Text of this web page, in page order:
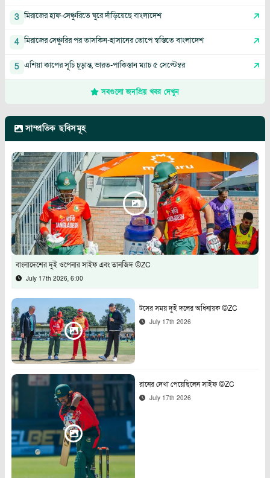
3 মিরাজের হাফ-সেঞ্চুরিতে ঘুরে দাঁড়িয়েছে বাংলাদেশ
4 মিরাজের সেঞ্চুরির পর তাসকিন-হাসানের তোপে স্বস্তিতে বাংলাদেশ
5 এশিয়া কাপের সূচি চূড়ান্ত, ভারত-পাকিস্তান ম্যাচ ৫ সেপ্টেম্বর
সবগুলো জনপ্রিয় খবর দেখুন
সাম্প্রতিক ছবিসমূহ
বাংলাদেশের দুই ওপেনার সাইফ এবং তানজিদ ©ZC
July 17th 2026, 6:00
টসের সময় দুই দলের অধিনায়ক ©ZC
July 17th 2026
রানের দেখা পেয়েছিলেন সাইফ ©ZC
July 17th 2026